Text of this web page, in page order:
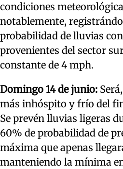
condiciones
notablemente,
probabilidad de lluvias
provenientes del sector
constante de 4 mph.
Domingo 14 de junio:
más inhóspito y frío del
Se prevén lluvias ligeras
60% de probabilidad de
máxima que apenas
manteniendo la mínima en